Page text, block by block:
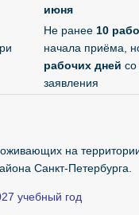
июня
Не ранее 10
начала приёма,
рабочих дней
заявления
на
Санкт-Петербурга.
учебный год